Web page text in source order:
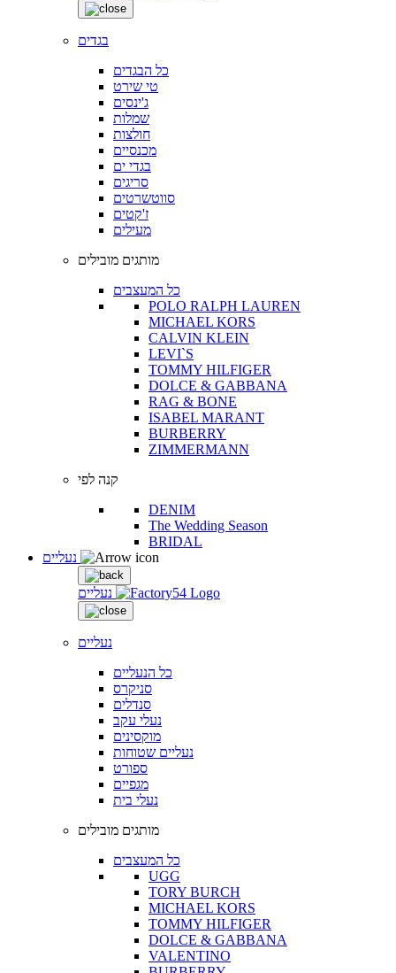
בגדים
כל הבגדים
טי שירט
ג'ינסים
שמלות
חולצות
מכנסיים
בגדי ים
סריגים
סווטשרטים
ז'קטים
מעילים
מותגים מובילים
כל המעצבים
POLO RALPH LAUREN
MICHAEL KORS
CALVIN KLEIN
LEVI`S
TOMMY HILFIGER
DOLCE & GABBANA
RAG & BONE
ISABEL MARANT
BURBERRY
ZIMMERMANN
קנה לפי
DENIM
The Wedding Season
BRIDAL
נעליים
נעליים
כל הנעליים
סניקרס
סנדלים
נעלי עקב
מוקסינים
נעליים שטוחות
ספורט
מגפיים
נעלי בית
מותגים מובילים
כל המעצבים
UGG
TORY BURCH
MICHAEL KORS
TOMMY HILFIGER
DOLCE & GABBANA
VALENTINO